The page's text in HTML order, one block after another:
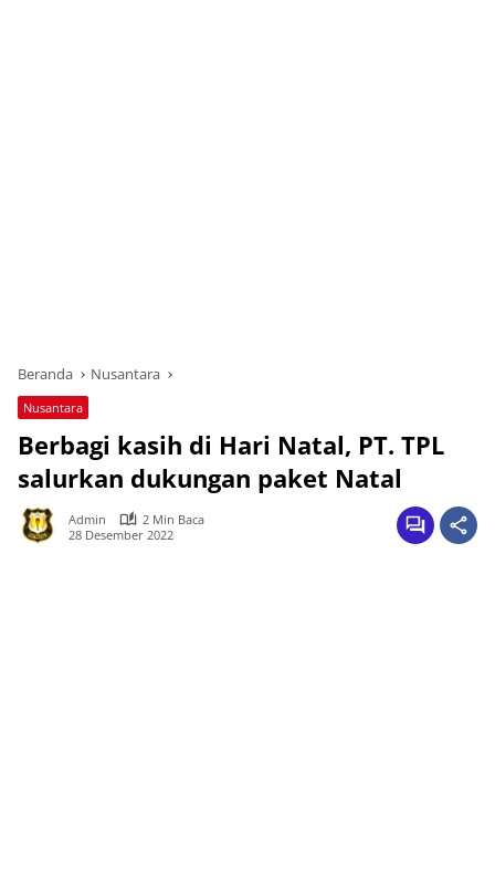
Beranda Nusantara
Nusantara
Berbagi kasih di Hari Natal, PT. TPL
salurkan dukungan paket Natal
Admin
2 Min Baca
28 Desember 2022